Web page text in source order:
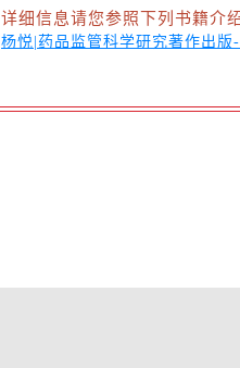
详细信息请您参照下列书籍介绍
杨悦|药品监管科学研究著作出版